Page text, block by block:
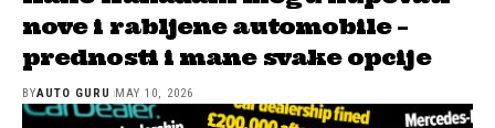
nove i rabljene automobile –
prednosti i mane svake opcije
BYAUTO GURU MAY 10, 2026